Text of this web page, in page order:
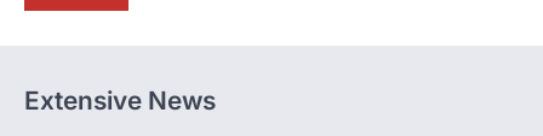
बच्चों के स्वास्थ्य सुधार के लिए वर्ष…
CHHATTISGARH
Extensive News